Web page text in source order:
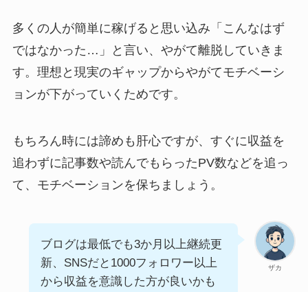
多くの人が簡単に稼げると思い込み「こんなはず
ではなかった…」と言い、やがて離脱していきま
す。理想と現実のギャップからやがてモチベーシ
ョンが下がっていくためです。
もちろん時には諦めも肝心ですが、すぐに収益を
追わずに記事数や読んでもらったPV数などを追っ
て、モチベーションを保ちましょう。
ザカ
ブログは最低でも3か月以上継続更
新、SNSだと1000フォロワー以上
から収益を意識した方が良いかも